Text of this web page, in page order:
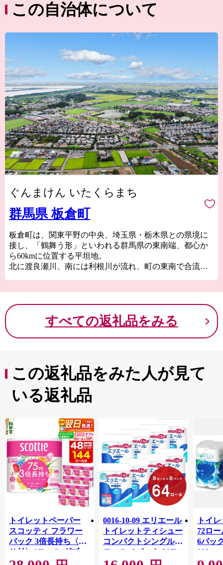
この自治体について
ぐんまけん いたくらまち
群馬県 板倉町
板倉町は、関東平野の中央、埼玉県・栃木県との県境に
接し、「鶴舞う形」といわれる群馬県の東南端、都心か
ら60kmに位置する平坦地。
北に渡良瀬川、南には利根川が流れ、町の東南で合流し
また、東に広がる約33㎢もの広大な渡良瀬遊水地は、ラ
ムサール条約登録湿地として現在も多様な動植物の生息
地となっています。
さらに、利根川・渡良瀬川合流域は、水と共生する生業
すべての返礼品をみる
この返礼品をみた人が見て
いる返礼品
トイレットペーパー
スコッティ フラワー
パック 3倍長持ち〈香
り付〉4ロール(ダブ
ル)×12パック 日用品
0016-10-09 エリエール
トイレットティシュー
コンパクトシングル 8
ロール×8パック 64ロ
ール 1.5倍巻 82.5m
トイ
72ロ
6パッ
100m
FSCリ